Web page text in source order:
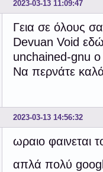
2023-03-13 11:09:47
Γεια σε όλους
Devuan Void
unchained-gnu ο
Να περνάτε
2023-03-13 14:56:32
ωραιο φαινεται
απλά πολύ